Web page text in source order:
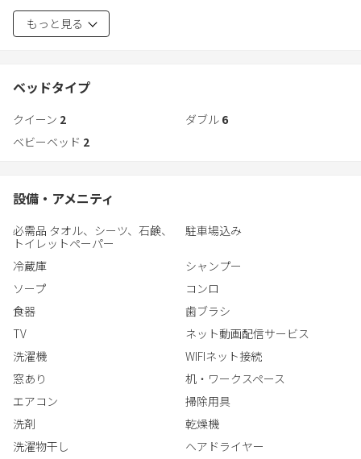
グループ旅行での滞在に最適。ベッドルームにはマッサージチェ
アが設置され、旅の疲れを癒すくつろぎの空間を提供。キッチン
家族も安心して利用できる環境。快適性と実用性を兼ね備えた内
駐車場完備なので車での移動に便利。レンタカーや自家用車での
分、温泉で有名な定山渓温泉エリアには27分、ばんけいスキー場
へは8分、円山動物園へは16分でアクセス可能。静かで落ち着いた
環境に位置しながらも、都会と自然豊かな環境を両立する札幌の
観光を、どちらも楽しめる最高のロケーション。温泉にスキーに
ショッピングにと、アクティブな札幌旅行の拠点。
もっと見る
ベッドタイプ
クイーン 2 ダブル 6
ベビーベッド 2
設備・アメニティ
必需品 タオル、シーツ、石鹸、
トイレットペーパー
駐車場込み
冷蔵庫
シャンプー
ソープ
コンロ
食器
歯ブラシ
TV
ネット動画配信サービス
洗濯機
WIFIネット接続
窓あり
机・ワークスペース
エアコン
掃除用具
洗剤
乾燥機
洗濯物干し
ヘアドライヤー